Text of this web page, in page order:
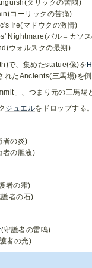
タリックの苦悶)
コーリックの苦痛)
Ire(マドウクの激情)
Nightmare(バル＝カソス
ウォルスクの最期)
で、集めたstatue(像)を
たAncients(三馬場)を倒
」、つまり元の三馬場
ジュエルをドロップする。
者の炎)
者の胆液)
者の霜)
者の石)
(守護者の雷鳴)
者の光)